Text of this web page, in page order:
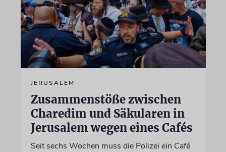
JERUSALEM
Zusammenstöße zwischen
Charedim und Säkularen in
Jerusalem wegen eines Cafés
Seit sechs Wochen muss die Polizei ein Café